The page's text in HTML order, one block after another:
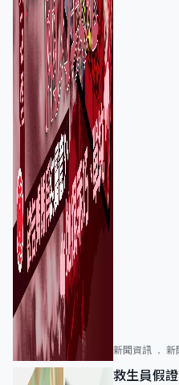
新聞資訊 新
救生員假